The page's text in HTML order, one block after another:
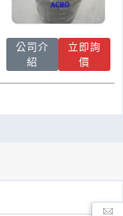
公司介
紹
立即詢
價